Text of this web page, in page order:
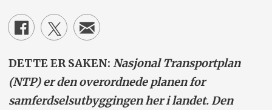
DETTE ER SAKEN: Nasjonal Transportplan
(NTP) er den overordnede planen for
samferdselsutbyggingen her i landet. Den